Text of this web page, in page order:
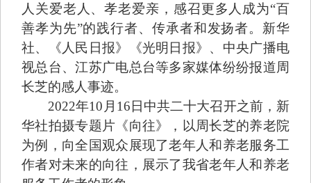
人关爱老人、孝老爱亲，感召更多人成为“百
善孝为先”的践行者、传承者和发扬者。新华
社、《人民日报》《光明日报》、中央广播电
视总台、江苏广电总台等多家媒体纷纷报道周
长芝的感人事迹。
2022年10月16日中共二十大召开之前，新
华社拍摄专题片《向往》，以周长芝的养老院
为例，向全国观众展现了老年人和养老服务工
作者对未来的向往，展示了我省老年人和养老